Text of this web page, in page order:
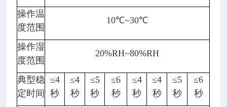
操作温
度范围
10℃~30℃
操作湿
度范围
20%RH~80%RH
典型稳
定时间
≤4
秒
≤4
秒
≤5
秒
≤6
秒
≤4
秒
≤4
秒
≤5
秒
≤6
秒